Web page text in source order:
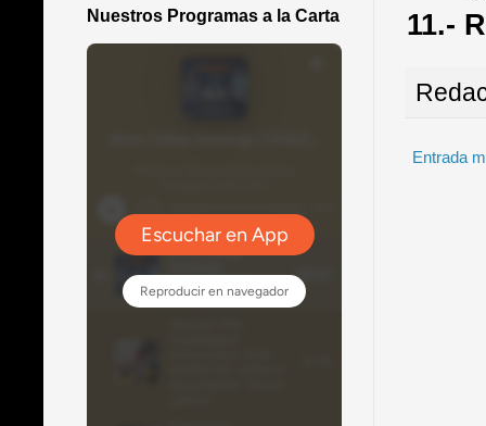
11.-
Entrada
Nuestros Programas a la Carta